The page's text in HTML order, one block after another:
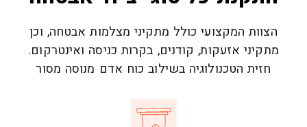
הצוות המקצועי כולל מתקיני מצלמות אבטחה, וכן
מתקיני אזעקות, קודנים, בקרות כניסה ואינטרקום.
חזית הטכנולוגיה בשילוב כוח אדם מנוסה מסור